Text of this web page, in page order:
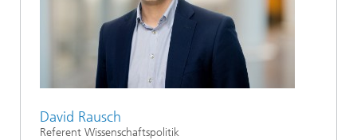
David Rausch
Referent Wissenschaftspolitik